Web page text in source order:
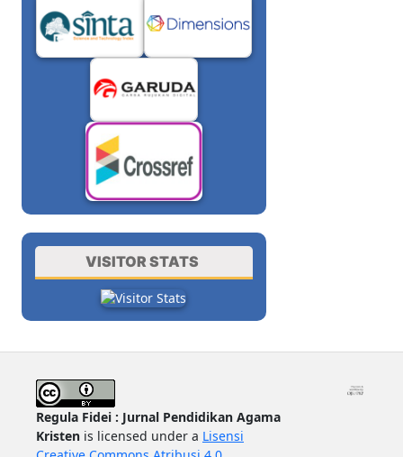
VISITOR STATS
Regula Fidei : Jurnal Pendidikan Agama
Kristen is licensed under a Lisensi